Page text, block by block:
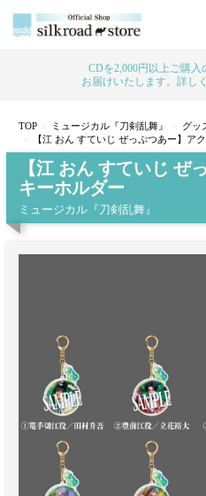
CDを2,000円以上ご購
お届けいたします。詳し
TOP ミュージカル『刀剣乱舞』
グッ
【江 おん すていじ ぜっぷつあー】ア
【江 おん すていじ ぜ
キーホルダー
ミュージカル『刀剣乱舞』